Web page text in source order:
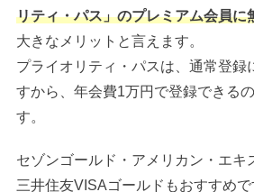
リティ・パス」のプレミアム会員に
大きなメリットと言えます。
プライオリティ・パスは、通常登録
すから、年会費1万円で登録できる
す。
セゾンゴールド・アメリカン・エキ
三井住友VISAゴールドもおすすめで